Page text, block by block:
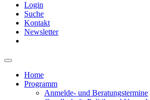
Login
Suche
Kontakt
Newsletter
Home
Programm
Anmelde- und Beratungstermine